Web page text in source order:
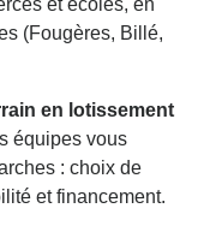
(Fougères, Billé,
en lotissement
équipes vous
: choix de
et financement.